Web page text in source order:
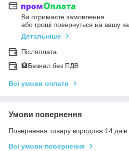
Ви отримаєте замовлення
або гроші повернуться на вашу
Детальніше
Післяплата
🏦Безнал без ПДВ
Всі умови оплати
Умови повернення
Повернення товару впродовж 14 днів
Всі умови повернення